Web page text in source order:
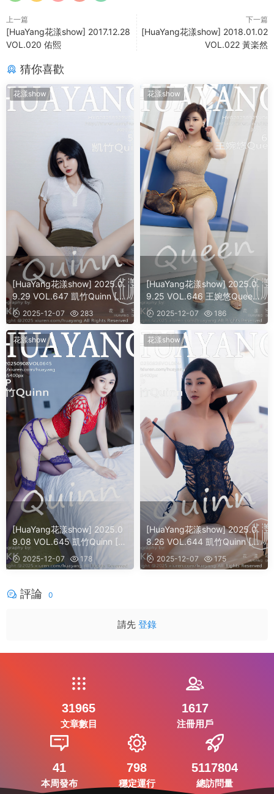
上一篇
[HuaYang花漾show] 2017.12.28
VOL.020 佑熙
下一篇
[HuaYang花漾show] 2018.01.02
VOL.022 黃楽然
猜你喜歡
花漾show
[HuaYang花漾show] 2025.0
9.29 VOL.647 凱竹Quinn [5
4] 2025-12-07 283
花漾show
[HuaYang花漾show] 2025.0
9.25 VOL.646 王婉悠Queen
[62]2025-12-07 186
花漾show
[HuaYang花漾show] 2025.0
9.08 VOL.645 凱竹Quinn [4
1] 2025-12-07 178
花漾show
[HuaYang花漾show] 2025.0
8.26 VOL.644 凱竹Quinn [6
0] 2025-12-07 175
評論 0
請先 登錄
31965
文章數目
1617
注冊用戶
41
本周發布
798
穩定運行
5117804
總訪問量